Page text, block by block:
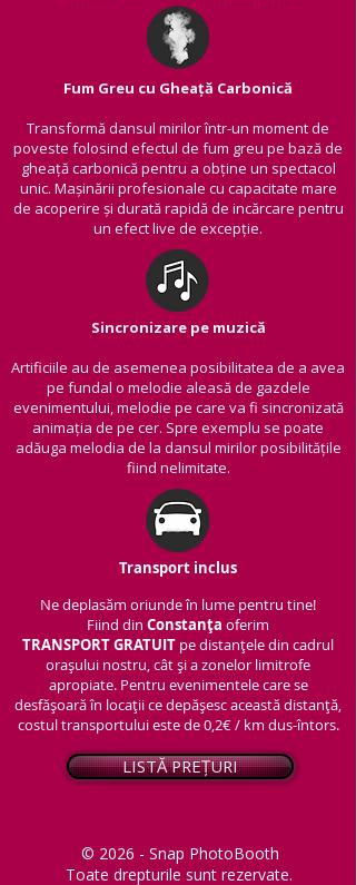
Fum Greu cu Gheață Carbonică
Transformă dansul mirilor într-un moment de
poveste folosind efectul de fum greu pe bază de
gheață carbonică pentru a obține un spectacol
unic. Mașinării profesionale cu capacitate mare
de acoperire și durată rapidă de incărcare pentru
un efect live de excepție.
Sincronizare pe muzică
Artificiile au de asemenea posibilitatea de a avea
pe fundal o melodie aleasă de gazdele
evenimentului, melodie pe care va fi sincronizată
animația de pe cer. Spre exemplu se poate
adăuga melodia de la dansul mirilor posibilitățile
fiind nelimitate.
Transport inclus
Ne deplasăm oriunde în lume pentru tine!
Fiind din Constanța oferim
TRANSPORTGRATUIT pe distanțele din cadrul
orașului nostru, cât și a zonelor limitrofe
apropiate. Pentru evenimentele care se
desfășoară în locații ce depășesc această distanță,
costul transportului este de 0,2€ / km dus-întors.
LISTĂ PREȚURI
Toate drepturile sunt rezervate.
© 2026 - Snap PhotoBooth